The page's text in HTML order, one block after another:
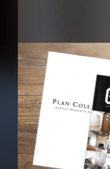
商品情報
土地に関するよ
土地活用事例
2024年7月
2024年6月
2024年5月